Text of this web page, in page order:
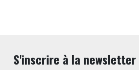
S'inscrire à la newsletter